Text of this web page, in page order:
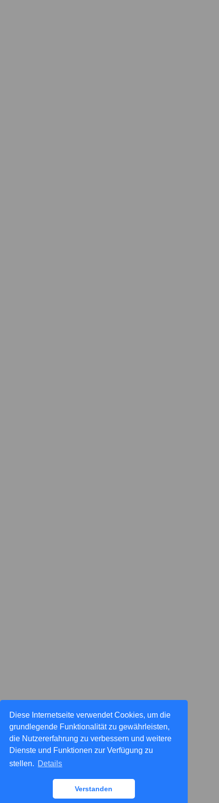
Diese Internetseite verwendet Cookies, um die
grundlegende Funktionalität zu gewährleisten,
die Nutzererfahrung zu verbessern und weitere
Dienste und Funktionen zur Verfügung zu
stellen. Details
Verstanden